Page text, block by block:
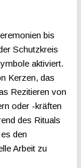
bis
Schutzkreis
aktiviert.
Kerzen, das
Rezitieren von
oder -kräften
des Rituals
den
Arbeit zu